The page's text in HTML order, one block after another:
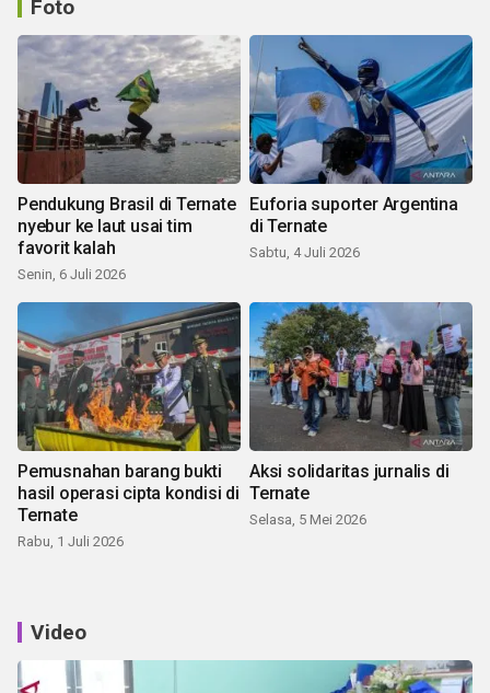
Foto
Pendukung Brasil di Ternate
nyebur ke laut usai tim
favorit kalah
Senin, 6 Juli 2026
Euforia suporter Argentina
di Ternate
Sabtu, 4 Juli 2026
Pemusnahan barang bukti
hasil operasi cipta kondisi di
Ternate
Rabu, 1 Juli 2026
Aksi solidaritas jurnalis di
Ternate
Selasa, 5 Mei 2026
Video